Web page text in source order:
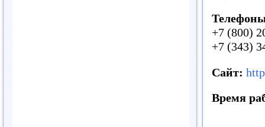
+7 (800)
+7 (343)
Сайт:
Время